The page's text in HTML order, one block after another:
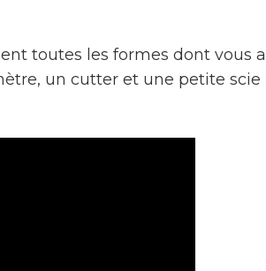
toutes les formes dont vous
un cutter et une petite scie